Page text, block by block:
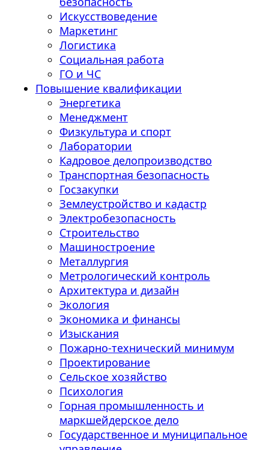
Искусствоведение
Маркетинг
Логистика
Социальная работа
ГО и ЧС
Повышение квалификации
Энергетика
Менеджмент
Физкультура и спорт
Лаборатории
Кадровое делопроизводство
Транспортная безопасность
Госзакупки
Землеустройство и кадастр
Электробезопасность
Строительство
Машиностроение
Металлургия
Метрологический контроль
Архитектура и дизайн
Экология
Экономика и финансы
Изыскания
Пожарно-технический минимум
Проектирование
Сельское хозяйство
Психология
Горная промышленность и
маркшейдерское дело
Государственное и муниципальное